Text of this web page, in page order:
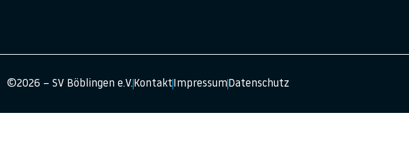
©2026 – SV Böblingen e.V.KontaktImpressumDatenschutz